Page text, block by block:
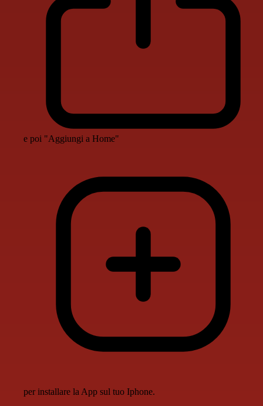
e poi "Aggiungi a Home"
per installare la App sul tuo Iphone.